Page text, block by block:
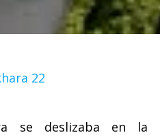
se deslizaba en la